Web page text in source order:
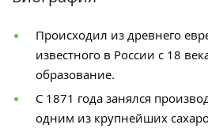
Происходил из древнего
известного в России с 18
образование.
С 1871 года занялся
одним из крупнейших